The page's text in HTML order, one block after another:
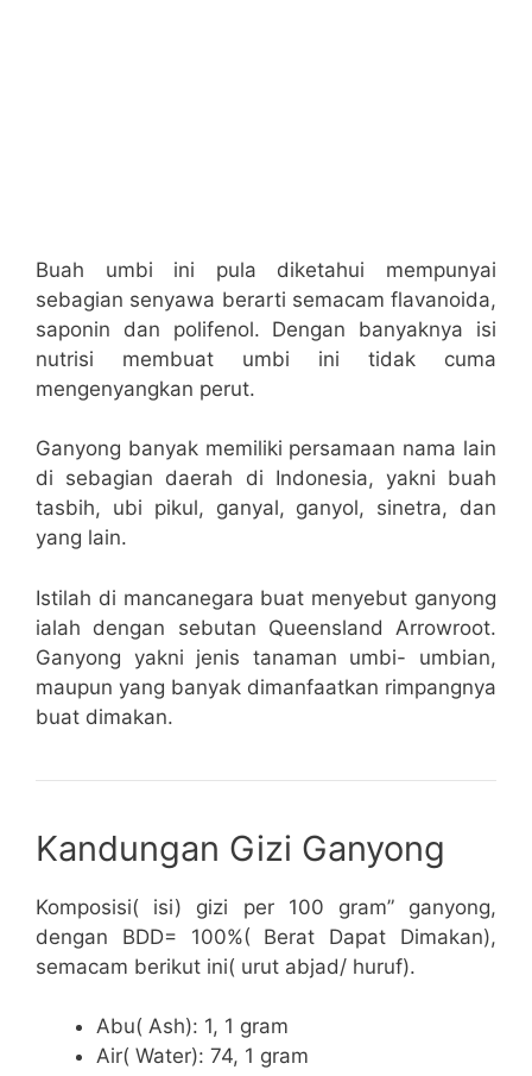
Buah umbi ini pula diketahui mempunyai
sebagian senyawa berarti semacam flavanoida,
saponin dan polifenol. Dengan banyaknya isi
nutrisi membuat umbi ini tidak cuma
mengenyangkan perut.
Ganyong banyak memiliki persamaan nama lain
di sebagian daerah di Indonesia, yakni buah
tasbih, ubi pikul, ganyal, ganyol, sinetra, dan
yang lain.
Istilah di mancanegara buat menyebut ganyong
ialah dengan sebutan Queensland Arrowroot.
Ganyong yakni jenis tanaman umbi- umbian,
maupun yang banyak dimanfaatkan rimpangnya
buat dimakan.
Kandungan Gizi Ganyong
Komposisi( isi) gizi per 100 gram” ganyong,
dengan BDD= 100%( Berat Dapat Dimakan),
semacam berikut ini( urut abjad/ huruf).
Abu( Ash): 1, 1 gram
Air( Water): 74, 1 gram